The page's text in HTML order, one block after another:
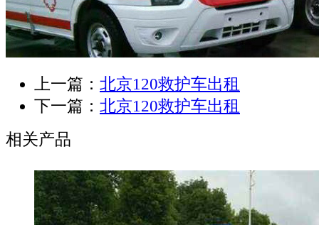
上一篇： 北京120救护车出租
下一篇： 北京120救护车出租
相关产品